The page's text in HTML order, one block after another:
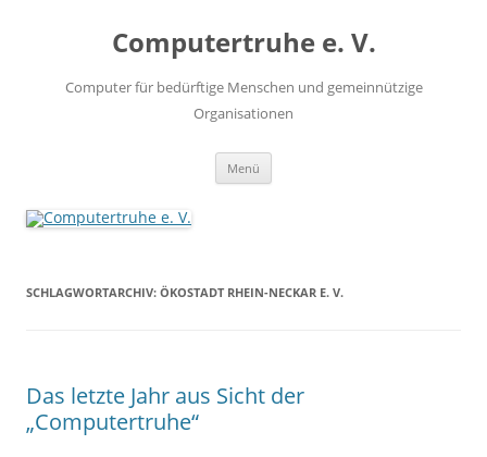
Computertruhe e. V.
Computer für bedürftige Menschen und gemeinnützige
Organisationen
Menü
SCHLAGWORTARCHIV: ÖKOSTADT RHEIN-NECKAR E. V.
Das letzte Jahr aus Sicht der
„Computertruhe“